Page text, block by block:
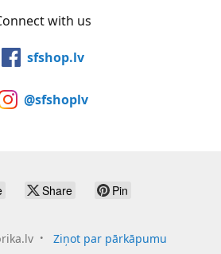
with us
sfshop.lv
@sfshoplv
Share Pin
Ziņot par pārkāpumu